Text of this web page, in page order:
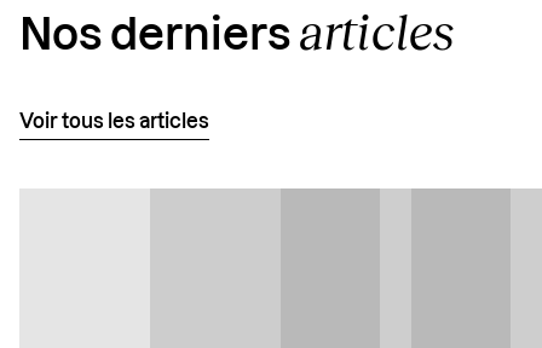
Nos derniers articles
Voir tous les articles